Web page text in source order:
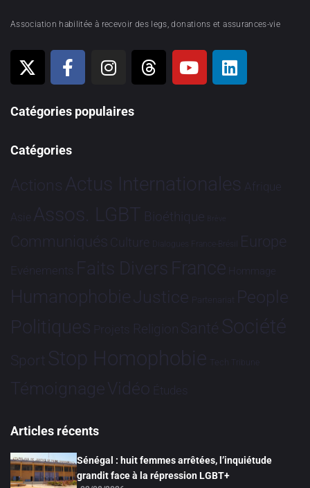
Association habilitée à recevoir des legs, donations et assurances-vie
Catégories populaires
Catégories
Actions Actus Internationales Afrique
Asie Assos. LGBT Bioéthique Brève
Communiqués Culture Dialogues France-Brésil Europe
Evénements Faits Divers France Hommage
HumanophobieJustice Partenariat People
Politiques Projets Religion Santé Société
Sport Stop Homophobie Tech Tribune
TémoignageVidéo Études
Articles récents
Sénégal : huit femmes arrêtées, l’inquiétude
grandit face à la répression LGBT+